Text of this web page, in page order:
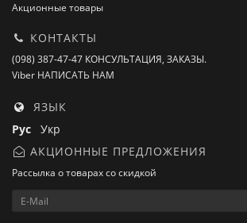
Акционные товары
КОНТАКТЫ
(098) 387-47-47 КОНСУЛЬТАЦИЯ, ЗАКАЗЫ.
Viber НАПИСАТЬ НАМ
ЯЗЫК
Рус Укр
АКЦИОННЫЕ ПРЕДЛОЖЕНИЯ
Рассылка о товарах со скидкой